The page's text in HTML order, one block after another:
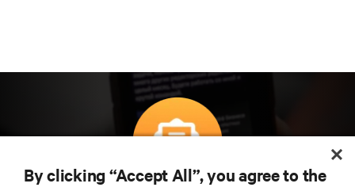
By clicking “Accept All”, you agree to the